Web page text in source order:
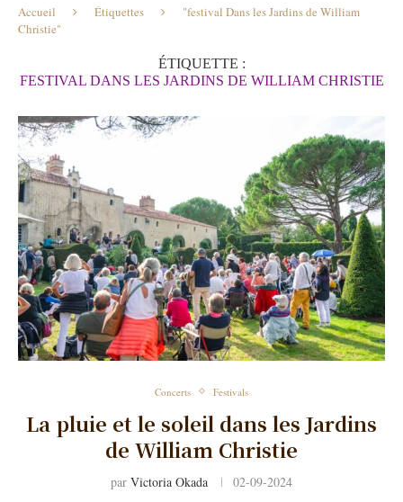
Accueil Étiquettes
"festival Dans les Jardins de William
Christie"
ÉTIQUETTE :
FESTIVAL DANS LES JARDINS DE WILLIAM CHRISTIE
Concerts Festivals
La pluie et le soleil dans les Jardins
de William Christie
par Victoria Okada 02-09-2024